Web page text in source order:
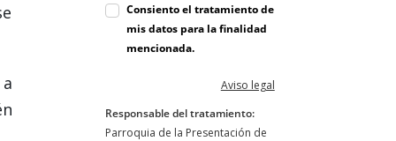
Consiento el tratamiento de
mis datos para la finalidad
mencionada.
Aviso legal
Responsable del tratamiento:
Parroquia de la Presentación de